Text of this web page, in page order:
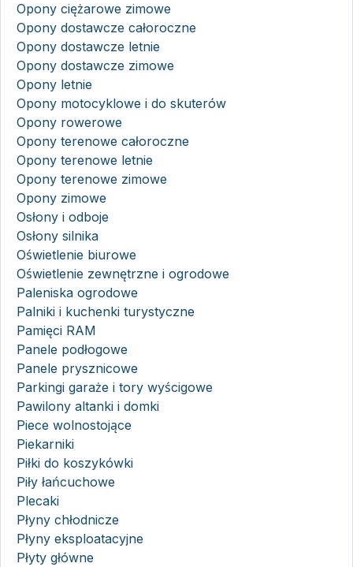
Opony ciężarowe zimowe
Opony dostawcze całoroczne
Opony dostawcze letnie
Opony dostawcze zimowe
Opony letnie
Opony motocyklowe i do skuterów
Opony rowerowe
Opony terenowe całoroczne
Opony terenowe letnie
Opony terenowe zimowe
Opony zimowe
Osłony i odboje
Osłony silnika
Oświetlenie biurowe
Oświetlenie zewnętrzne i ogrodowe
Paleniska ogrodowe
Palniki i kuchenki turystyczne
Pamięci RAM
Panele podłogowe
Panele prysznicowe
Parkingi garaże i tory wyścigowe
Pawilony altanki i domki
Piece wolnostojące
Piekarniki
Piłki do koszykówki
Piły łańcuchowe
Plecaki
Płyny chłodnicze
Płyny eksploatacyjne
Płyty główne